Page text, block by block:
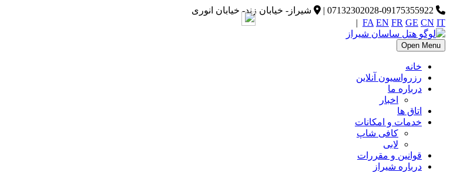
|
شیراز- خیابان زند- خیابان انوری
FA EN FR GE CN IT
|
Open Menu
خانه
رزرواسیون آنلاین
درباره ما
اخبار
اتاق ها
خدمات و امکانات
کافی شاپ
لابی
قوانین و مقررات
درباره شیراز